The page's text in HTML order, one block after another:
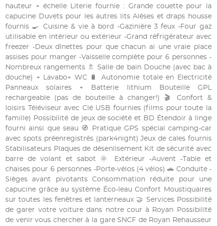
hauteur + échelle Literie fournie : Grande couette pour la
capucine Duvets pour les autres lits Alèses et draps housse
fournis 🍳 Cuisine & vie à bord -Gazinière 3 feux -Four gaz
utilisable en intérieur ou extérieur -Grand réfrigérateur avec
freezer -Deux dînettes pour que chacun ai une vraie place
assises pour manger -Vaisselle complète pour 6 personnes -
Nombreux rangements 🚿 Salle de bain Douche (avec bac à
douche) + Lavabo+ WC 🔋 Autonomie totale en Electricité
Panneaux solaires + Batterie lithium Bouteille GPL
rechargeable (pas de bouteille à changer!) 🎬 Confort &
loisirs Téléviseur avec Clé USB fournies (films pour toute la
famille) Possibilité de jeux de société et BD Étendoir à linge
fourni ainsi que seau 🧭 Pratique GPS spécial camping-car
avec spots préenregistrés (park4night) Jeux de cales fournis
Stabilisateurs Plaques de désenlisement Kit de sécurité avec
barre de volant et sabot 🌞 Extérieur -Auvent -Table et
chaises pour 6 personnes -Porte-vélos (4 vélos) 🚗 Conduite -
Sièges avant pivotants Consommation réduite pour une
capucine grâce au système Éco-leau Confort Moustiquaires
sur toutes les fenêtres et lanterneaux 🤝 Services Possibilité
de garer votre voiture dans notre cour à Royan Possibilité
de venir vous chercher à la gare SNCF de Royan Rehausseur